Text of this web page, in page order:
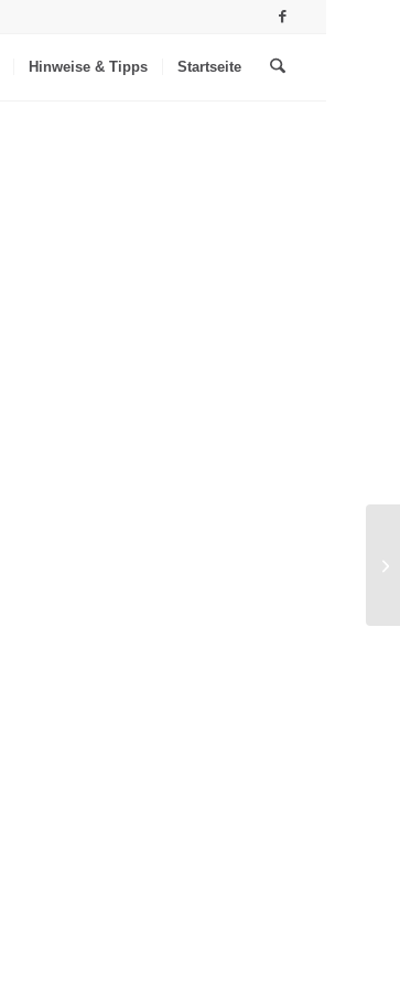
Hinweise & Tipps Startseite